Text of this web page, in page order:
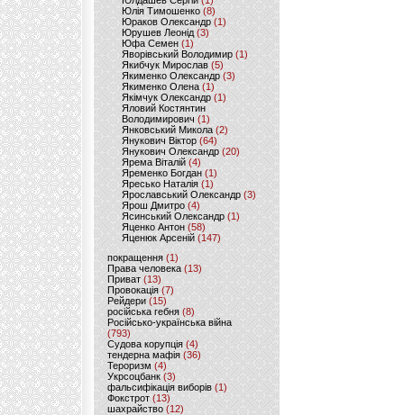
Юлія Тимошенко (8)
Юраков Олександр (1)
Юрушев Леонід (3)
Юфа Семен (1)
Яворівський Володимир (1)
Якибчук Мирослав (5)
Якименко Олександр (3)
Якименко Олена(1)
Якімчук Олександр (1)
Яловий Костянтин
Володимирович (1)
Янковський Микола(2)
Янукович Віктор (64)
Янукович Олександр(20)
Ярема Віталій(4)
Яременко Богдан(1)
Яресько Наталія(1)
Ярославський Олександр (3)
Ярош Дмитро (4)
Ясинський Олександр (1)
Яценко Антон(58)
Яценюк Арсеній (147)
покращення (1)
Права человека(13)
Приват (13)
Провокація (7)
Рейдери (15)
російська гебня (8)
Російсько-українська війна
(793)
Судова корупція (4)
тендерна мафія (36)
Тероризм (4)
Укрсоцбанк (3)
фальсифікація виборів (1)
Фокстрот(13)
шахрайство (12)